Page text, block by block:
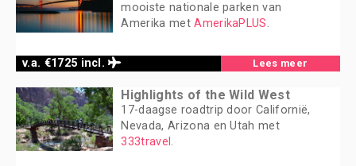
v.a. €1725 incl.
mooiste nationale parken van
Amerika metAmerikaPLUS.
Lees meer
Highlights of the Wild West
17-daagse roadtrip door Californië,
Nevada, Arizona en Utah met
333travel.